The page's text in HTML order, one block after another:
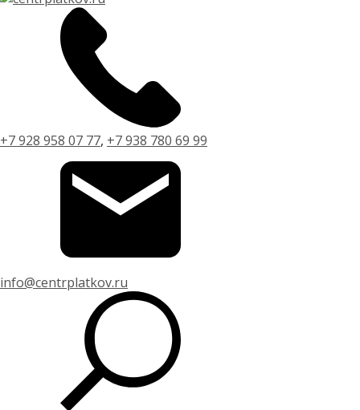
+7 928 958 07 77, +7 938 780 69 99
info@centrplatkov.ru